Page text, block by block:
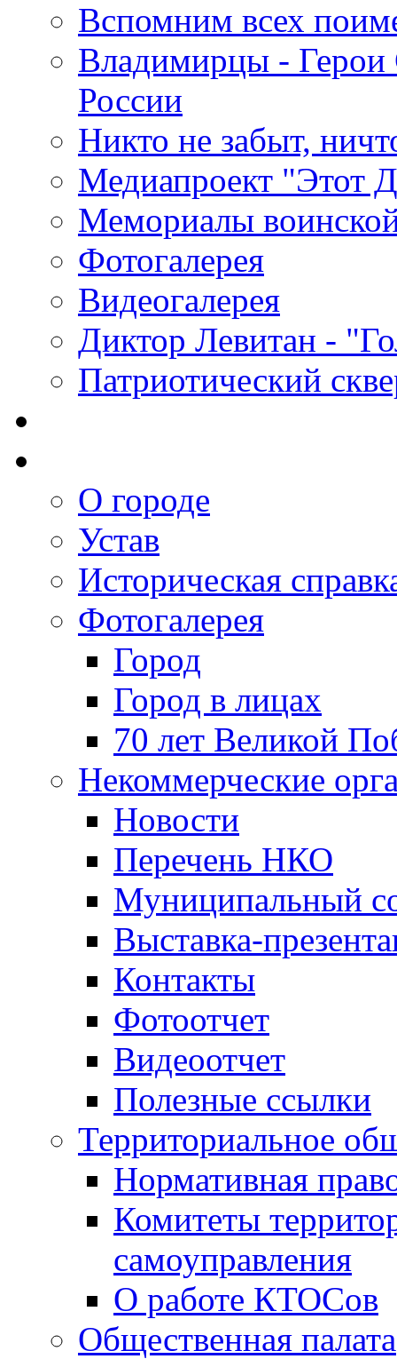
Вспомним всех
Владимирцы - Герои
России
Никто не забыт,
Медиапроект "Этот
Мемориалы
Фотогалерея
Видеогалерея
Диктор Левитан -
Патриотический
О городе
Устав
Историческая
Фотогалерея
Город
Город в лицах
70 лет Великой
Некоммерческие
Новости
Перечень НКО
Муниципальный
Выставка-
Контакты
Фотоотчет
Видеоотчет
Полезные ссылки
Территориальное
Нормативная
Комитеты
самоуправления
О работе КТОСов
Общественная палата